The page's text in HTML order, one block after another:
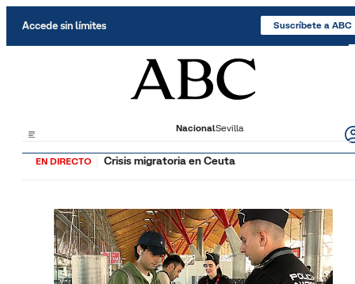
Accede sin límites Suscríbete a ABC
NacionalSevilla
EN DIRECTO Crisis migratoria en Ceuta